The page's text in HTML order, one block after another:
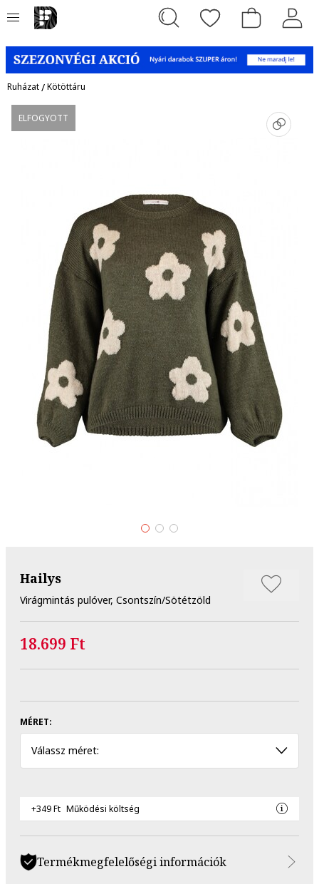
Ruházat/Kötöttáru
ELFOGYOTT
Hailys
Virágmintás pulóver, Csontszín/Sötétzöld
18.699 Ft
MÉRET:
Válassz méret:
+349 Ft Működési költség
Termékmegfelelőségi információk